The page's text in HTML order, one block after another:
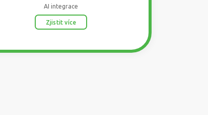
AI integrace
Zjistit více